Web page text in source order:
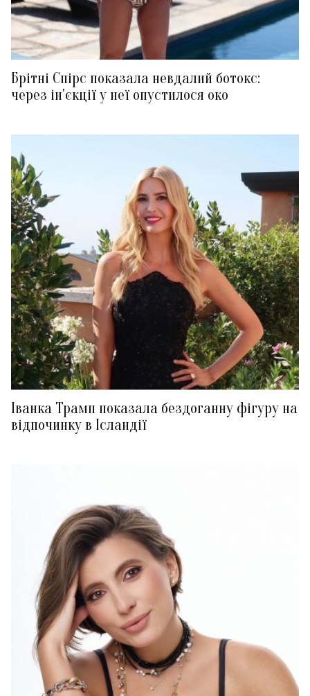
Брітні Спірс показала невдалий ботокс:
через ін'єкції у неї опустилося око
Іванка Трамп показала бездоганну фігуру на
відпочинку в Ісландії